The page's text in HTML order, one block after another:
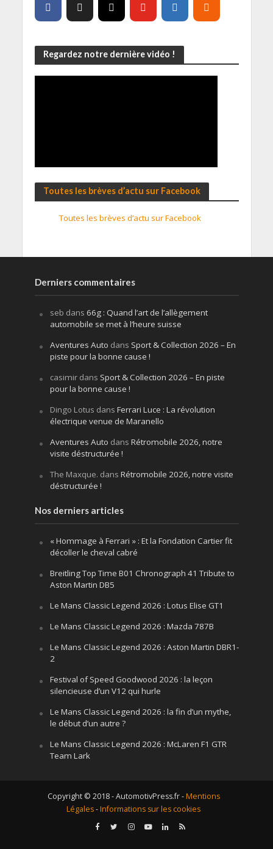
Regardez notre dernière vidéo !
Toutes les brèves d’actu sur Facebook
Toutes les brèves d’actu sur Facebook
Derniers commentaires
seb dans 66g : Quand l’art de l’allègement
automobile se met à l’heure suisse
Aventures Auto dans Sport & Collection 2026 – En
piste pour la bonne cause !
casimirdans Sport & Collection 2026 – En piste
pour la bonne cause !
Dingo Lotus dans Ferrari Luce : La révolution
électrique venue de Maranello
Aventures Auto dans Rétromobile 2026, notre
visite déstructurée !
The Maxque. dans Rétromobile 2026, notre visite
déstructurée !
Nos derniers articles
« Hommage à Ferrari » : Et la Fondation Cartier fit
décoller le cheval cabré
Breitling Top Time B01 Chronograph 41 Tribute to
Aston Martin DB5
Le Mans Classic Legend 2026 : Lotus Elise GT1
Le Mans Classic Legend 2026 : Mazda 787B
Le Mans Classic Legend 2026 : Aston Martin DBR1-
2
Festival of Speed Goodwood 2026 : la leçon
silencieuse d’un V12 qui hurle
Le Mans Classic Legend 2026 : la fin d’un mythe,
le début d’un autre ?
Le Mans Classic Legend 2026 : McLaren F1 GTR
Team Lark
Copyright © 2018 - AutomotivPress.fr -Mentions
Légales-Informations sur les cookies